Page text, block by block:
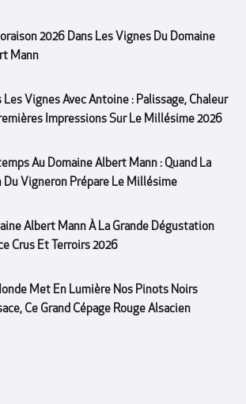
2026 Dans Les Vignes Du Domaine
Mann
Les Vignes Avec Antoine : Palissage, Chaleur
Impressions Sur Le Millésime 2026
Au Domaine Albert Mann : Quand La
Du Vigneron Prépare Le Millésime
Albert Mann À La Grande Dégustation
Crus Et Terroirs 2026
Met En Lumière Nos Pinots Noirs
Ce Grand Cépage Rouge Alsacien